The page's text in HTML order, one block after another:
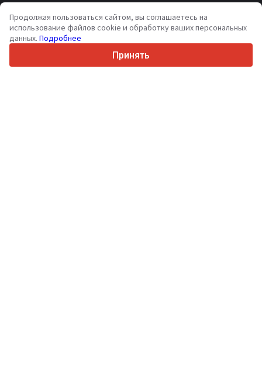
36Поддерживаемых языков
4.7/5
Продолжая пользоваться сайтом, вы соглашаетесь на
использование файлов cookie и обработку ваших персональных
данных. Подробнее
Принять